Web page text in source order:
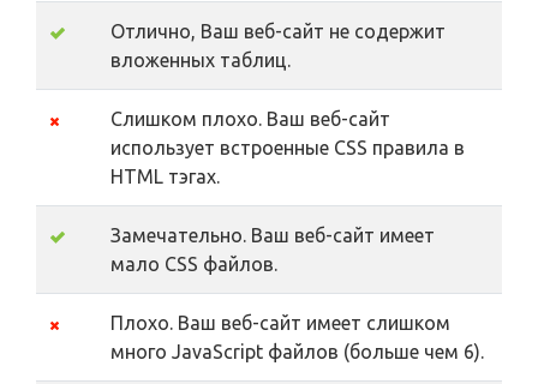
Отлично, Ваш веб-сайт не содержит
вложенных таблиц.
Слишком плохо. Ваш веб-сайт
использует встроенные CSS правила в
HTML тэгах.
Замечательно. Ваш веб-сайт имеет
мало CSS файлов.
Плохо. Ваш веб-сайт имеет слишком
много JavaScript файлов (больше чем 6).